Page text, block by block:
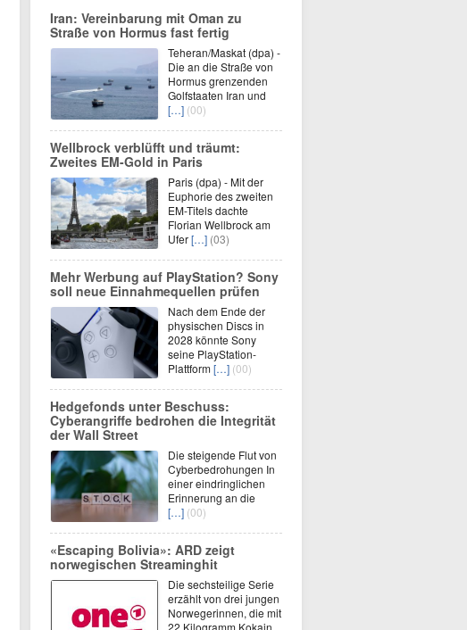
Iran: Vereinbarung mit Oman zu
Straße von Hormus fast fertig
Teheran/Maskat (dpa) -
Die an die Straße von
Hormus grenzenden
Golfstaaten Iran und
[…] (00)
Wellbrock verblüfft und träumt:
Zweites EM-Gold in Paris
Paris (dpa) - Mit der
Euphorie des zweiten
EM-Titels dachte
Florian Wellbrock am
Ufer[…] (03)
Mehr Werbung auf PlayStation? Sony
soll neue Einnahmequellen prüfen
Nach dem Ende der
physischen Discs in
2028 könnte Sony
seine PlayStation-
Plattform[…] (00)
Hedgefonds unter Beschuss:
Cyberangriffe bedrohen die Integrität
der Wall Street
Die steigende Flut von
Cyberbedrohungen In
einer eindringlichen
Erinnerung an die
[…] (00)
«Escaping Bolivia»: ARD zeigt
norwegischen Streaminghit
Die sechsteilige Serie
erzählt von drei jungen
Norwegerinnen, die mit
22 Kilogramm Kokain